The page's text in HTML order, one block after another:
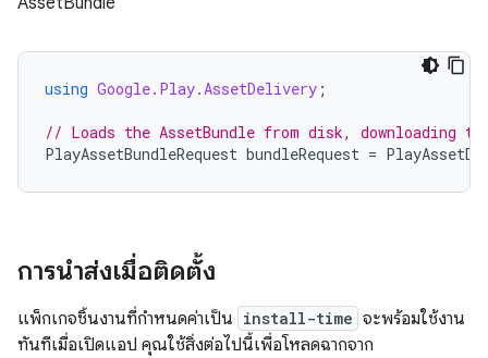
using Google.Play.AssetDelivery ;
// Loads the AssetBundle from disk, downloading
PlayAssetBundleRequest bundleRequest =
การนำส่งเมื่อติดตั้ง
แพ็กเกจชิ้นงานที่กำหนดค่าเป็น install-time จะพร้อมใช้งาน
ทันทีเมื่อเปิดแอป คุณใช้สิ่งต่อไปนี้เพื่อโหลดฉากจาก